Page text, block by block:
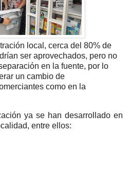
local, cerca del 80% de
ser aprovechados, pero no
en la fuente, por lo
un cambio de
como en la
ya se han desarrollado en
entre ellos: